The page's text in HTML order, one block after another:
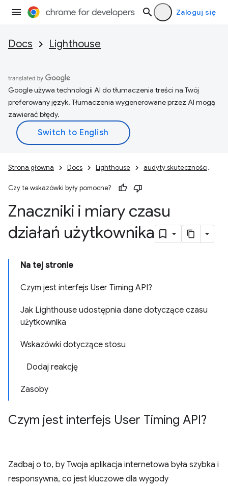
Zaloguj się
Docs Lighthouse
Google używa technologii AI do tłumaczenia treści na Twój
preferowany język. Tłumaczenia wygenerowane przez AI mogą
zawierać błędy.
Strona główna Docs Lighthouse audyty skuteczności,
Czy te wskazówki były pomocne?
Znaczniki i miary czasu
działań użytkownika
Na tej stronie
Czym jest interfejs User Timing API?
Jak Lighthouse udostępnia dane dotyczące czasu
użytkownika
Wskazówki dotyczące stosu
Dodaj reakcję
Zasoby
Czym jest interfejs User Timing API?
Zadbaj o to, by Twoja aplikacja internetowa była szybka i
responsywna, co jest kluczowe dla wygody